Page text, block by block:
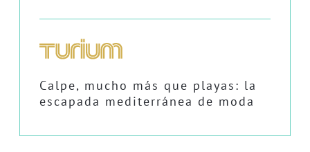
Calpe, mucho más que playas: la
escapada mediterránea de moda